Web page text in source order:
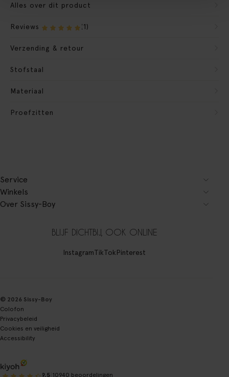
Alles over dit product
Reviews (1)
Verzending & retour
Stofstaal
Materiaal
Proefzitten
Service
Winkels
Over Sissy-Boy
BLIJF DICHTBIJ, OOK ONLINE
InstagramTikTokPinterest
© 2026 Sissy-Boy
Colofon
Privacybeleid
Cookies en veiligheid
Accessibility
9.5 10940 beoordelingen